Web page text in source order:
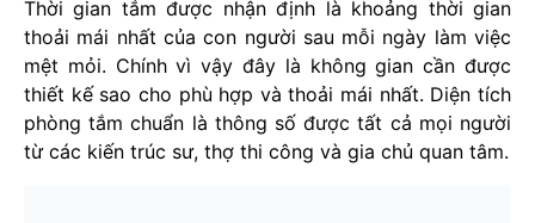
Thời gian tắm được nhận định là khoảng thời gian
thoải mái nhất của con người sau mỗi ngày làm việc
mệt mỏi. Chính vì vậy đây là không gian cần được
thiết kế sao cho phù hợp và thoải mái nhất. Diện tích
phòng tắm chuẩn là thông số được tất cả mọi người
từ các kiến trúc sư, thợ thi công và gia chủ quan tâm.